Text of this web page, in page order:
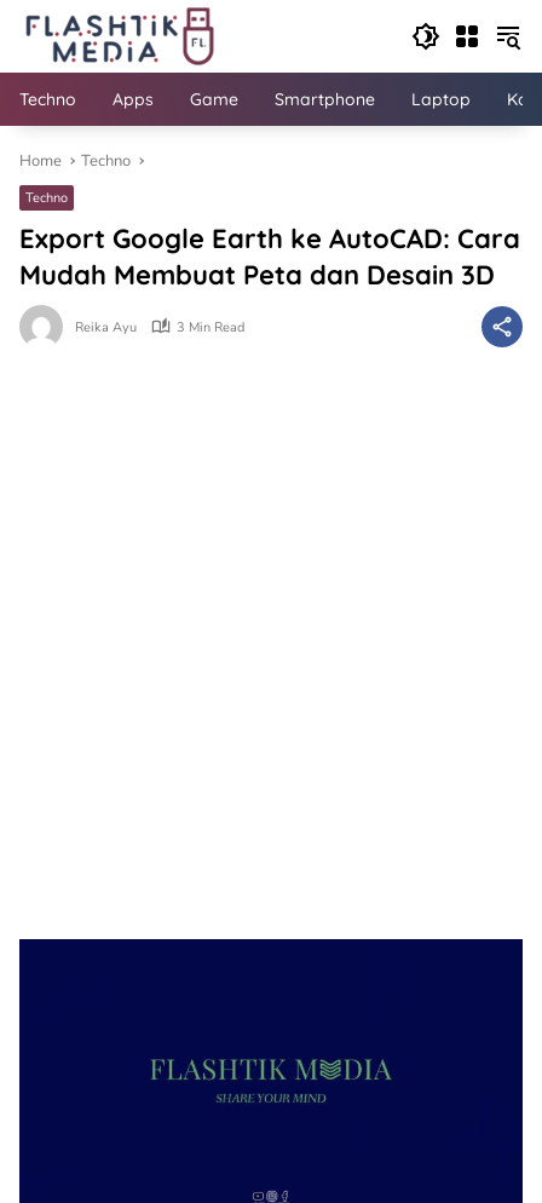
Skip
content
Techno Apps Game Smartphone Laptop
Home Techno
Techno
Export Google Earth ke AutoCAD: Cara
Mudah Membuat Peta dan Desain 3D
Reika Ayu 3 Min Read